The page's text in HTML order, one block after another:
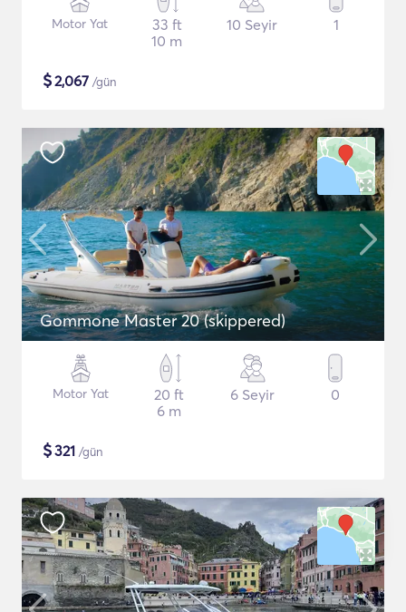
Motor Yat
33 ft
10 m
10 Seyir 1
$2,067 /gün
Gommone Master 20 (skippered)
Motor Yat
20 ft
6 m
6 Seyir 0
$321 /gün